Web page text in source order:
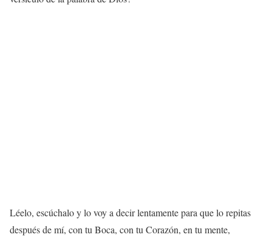
Léelo, escúchalo y lo voy a decir lentamente para que lo repitas
después de mí, con tu Boca, con tu Corazón, en tu mente,